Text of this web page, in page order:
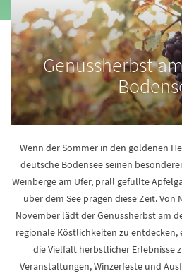
Genussherbst
Wenn der Sommer in den goldenen
deutsche Bodensee seinen
Weinberge am Ufer, prall gefüllte
über dem See prägen diese Zeit. Von
November lädt der Genussherbst am
regionale Köstlichkeiten zu entdecken,
die Vielfalt herbstlicher Erlebnisse
Veranstaltungen, Winzerfeste und